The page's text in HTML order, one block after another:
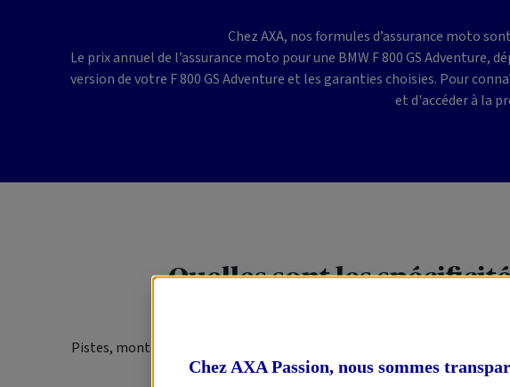
Chez AXA Passion, nous sommes
Chez AXA, nos formules d’assurance moto
Le prix annuel de l’assurance moto pour une BMW F 800 GS
version de votre F 800 GS Adventure et les garanties choisies. Pour
et d'accéder à la
Quelles sont les
Pistes, montagnes, routes rocailleuses, ou encore dunes ensablées, la
composée d’un moteur 2 cylindres en ligne de